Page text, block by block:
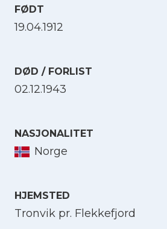
FØDT
19.04.1912
DØD / FORLIST
02.12.1943
NASJONALITET
Norge
HJEMSTED
Tronvik pr. Flekkefjord
Velg språk